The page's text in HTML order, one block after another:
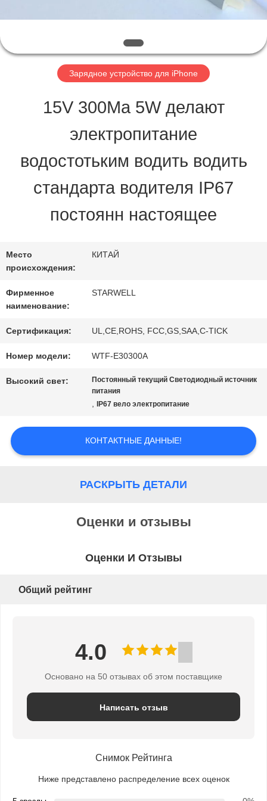
КАЧЕСТВА
СВЯЖИТЕСЬ
СПРОСИТЕ
ЦИТАТУ
САЙТА
Зарядное устройство для iPhone
15V 300Ma 5W делают
электропитание
водостотьким водить водить
стандарта водителя IP67
постоянн настоящее
Место
происхождения:
КИТАЙ
Фирменное
наименование:
STARWELL
Сертификация: UL,CE,ROHS, FCC,GS,SAA,C-TICK
Номер модели: WTF-E30300A
Высокий свет:
Постоянный текущий Светодиодный источник
питания
, IP67 вело электропитание
КОНТАКТНЫЕ ДАННЫЕ!
РАСКРЫТЬ ДЕТАЛИ
Оценки и отзывы
Оценки И Отзывы
Общий рейтинг
4.0
Основано на 50 отзывах об этом поставщике
Написать отзыв
Снимок Рейтинга
Ниже представлено распределение всех оценок